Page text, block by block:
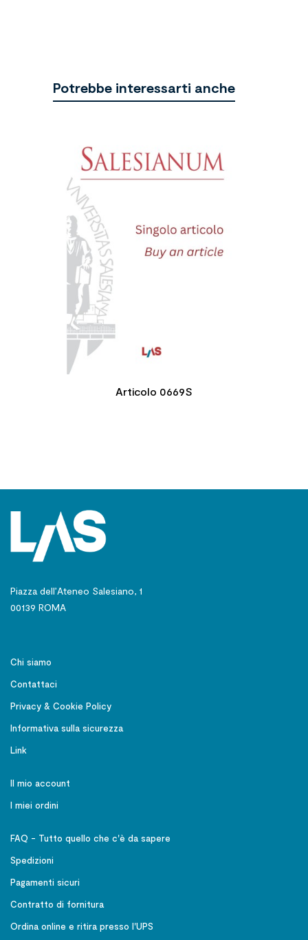
Potrebbe interessarti anche
Articolo 0669S
Piazza dell’Ateneo Salesiano, 1
00139 ROMA
Chi siamo
Contattaci
Privacy & Cookie Policy
Informativa sulla sicurezza
Link
Il mio account
I miei ordini
FAQ - Tutto quello che c'è da sapere
Spedizioni
Pagamenti sicuri
Contratto di fornitura
Ordina online e ritira presso l'UPS